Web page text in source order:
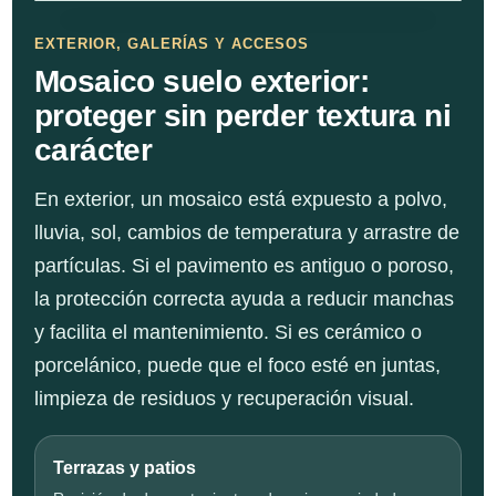
EXTERIOR, GALERÍAS Y ACCESOS
Mosaico suelo exterior:
proteger sin perder textura ni
carácter
En exterior, un mosaico está expuesto a polvo,
lluvia, sol, cambios de temperatura y arrastre de
partículas. Si el pavimento es antiguo o poroso,
la protección correcta ayuda a reducir manchas
y facilita el mantenimiento. Si es cerámico o
porcelánico, puede que el foco esté en juntas,
limpieza de residuos y recuperación visual.
Terrazas y patios